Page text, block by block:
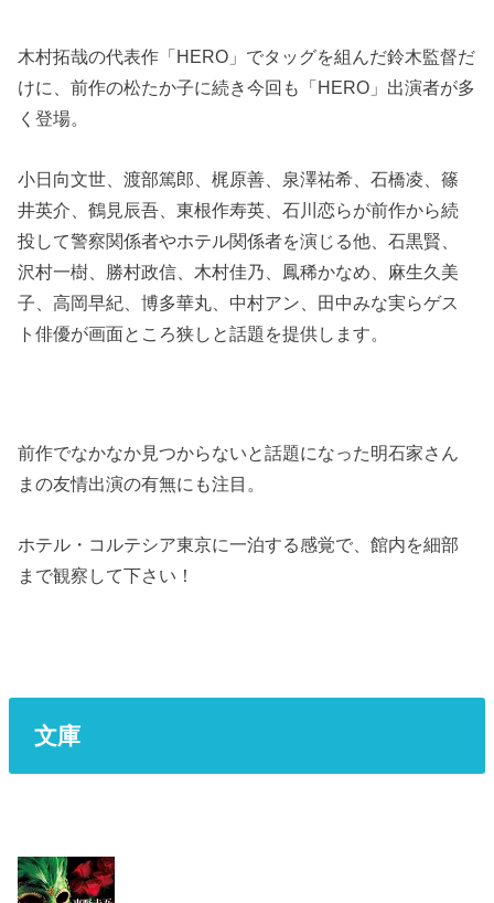
木村拓哉の代表作「HERO」でタッグを組んだ鈴木監督だ
けに、前作の松たか子に続き今回も「HERO」出演者が多
く登場。
小日向文世、渡部篤郎、梶原善、泉澤祐希、石橋凌、篠
井英介、鶴見辰吾、東根作寿英、石川恋らが前作から続
投して警察関係者やホテル関係者を演じる他、石黒賢、
沢村一樹、勝村政信、木村佳乃、鳳稀かなめ、麻生久美
子、高岡早紀、博多華丸、中村アン、田中みな実らゲス
ト俳優が画面ところ狭しと話題を提供します。
前作でなかなか見つからないと話題になった明石家さん
まの友情出演の有無にも注目。
ホテル・コルテシア東京に一泊する感覚で、館内を細部
まで観察して下さい！
文庫